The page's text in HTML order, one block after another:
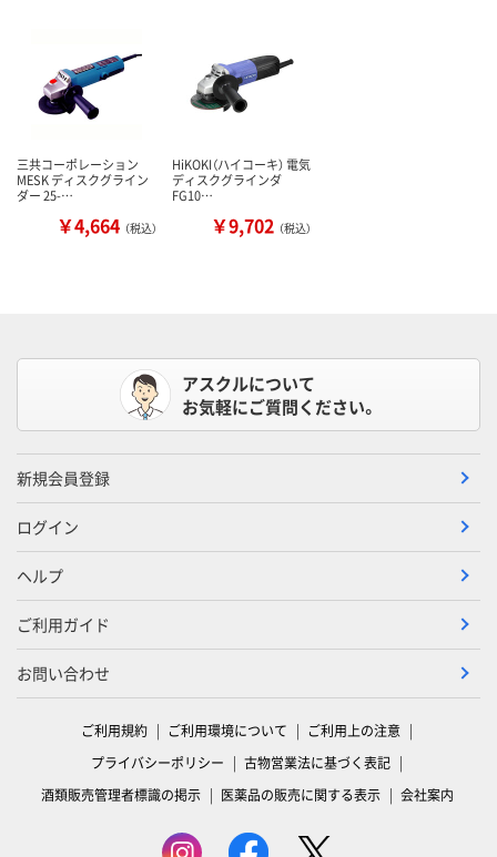
三共コーポレーション
MESK ディスクグライン
ダー 25-…
￥4,664 （税込）
HiKOKI（ハイコーキ） 電気
ディスクグラインダ
FG10…
￥9,702 （税込）
アスクルについて
お気軽にご質問ください。
新規会員登録
ログイン
ヘルプ
ご利用ガイド
お問い合わせ
ご利用規約 ご利用環境について
ご利用上の注意
プライバシーポリシー
古物営業法に基づく表記
酒類販売管理者標識の掲示
医薬品の販売に関する表示 会社案内